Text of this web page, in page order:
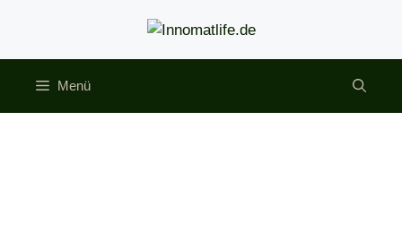
springen
Menü